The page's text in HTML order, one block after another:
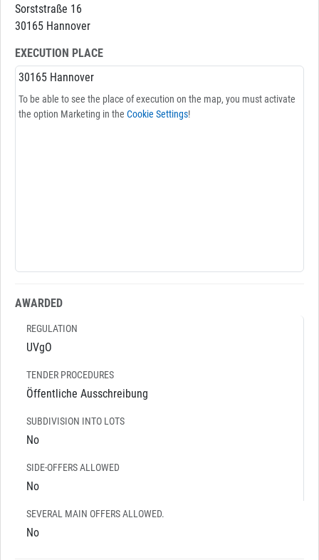
Sorststraße 16
30165 Hannover
EXECUTION PLACE
30165 Hannover
To be able to see the place of execution on the map, you must activate
the option Marketing in the Cookie Settings!
AWARDED
REGULATION
UVgO
TENDER PROCEDURES
Öffentliche Ausschreibung
SUBDIVISION INTO LOTS
No
SIDE-OFFERS ALLOWED
No
SEVERAL MAIN OFFERS ALLOWED.
No